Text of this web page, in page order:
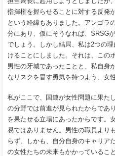
指揮権を握らせることに対する反発
という経緯もありました。アンゴラ
分にあり、仮にそうなれば、SRSG
でしょう。しかし結局、私は2つの
けることにしました。それは、この
男性の牙城であったことと、私自身
なリスクを冒す勇気を持つよう、女
私がここで、国連が女性問題に果た
の分野では前進が見られたからであ
を果たせる立場にあったからです。
易ではありません。男性の職員より
らず、しかも、自分自身のキャリア
の女性たちの未来もかかっているこ